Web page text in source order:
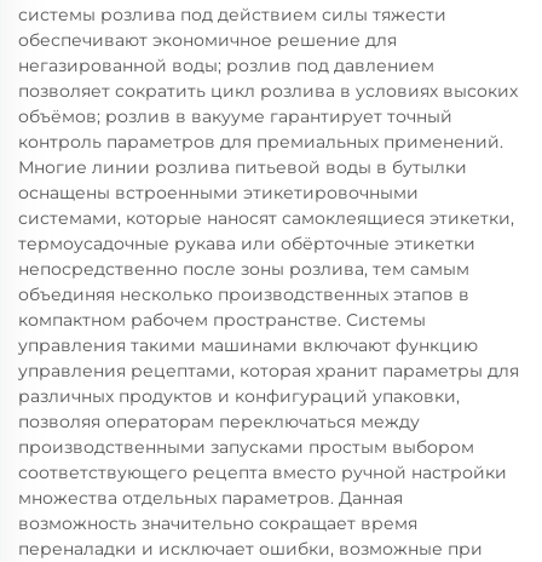
системы розлива под действием силы тяжести
обеспечивают экономичное решение для
негазированной воды; розлив под давлением
позволяет сократить цикл розлива в условиях высоких
объёмов; розлив в вакууме гарантирует точный
контроль параметров для премиальных применений.
Многие линии розлива питьевой воды в бутылки
оснащены встроенными этикетировочными
системами, которые наносят самоклеящиеся этикетки,
термоусадочные рукава или обёрточные этикетки
непосредственно после зоны розлива, тем самым
объединяя несколько производственных этапов в
компактном рабочем пространстве. Системы
управления такими машинами включают функцию
управления рецептами, которая хранит параметры для
различных продуктов и конфигураций упаковки,
позволяя операторам переключаться между
производственными запусками простым выбором
соответствующего рецепта вместо ручной настройки
множества отдельных параметров. Данная
возможность значительно сокращает время
переналадки и исключает ошибки, возможные при